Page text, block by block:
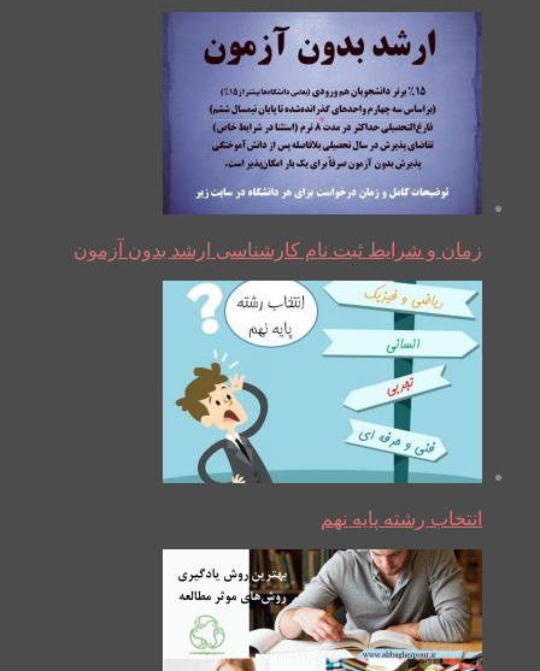
زمان و شرایط ثبت نام کارشناسی ارشد بدون آزمون
انتخاب رشته پایه نهم